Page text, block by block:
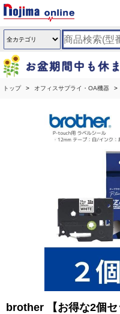
トップ オフィスサプライ・OA機器
brother 【お得な2個